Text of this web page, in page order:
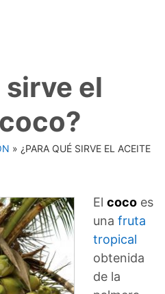
sirve el
» ¿PARA QUÉ SIRVE EL ACEITE
El coco es
una fruta
tropical
obtenida
de la